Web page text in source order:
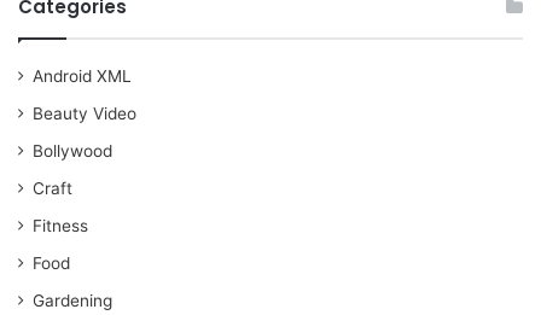
Categories
Android XML
Beauty Video
Bollywood
Craft
Fitness
Food
Gardening